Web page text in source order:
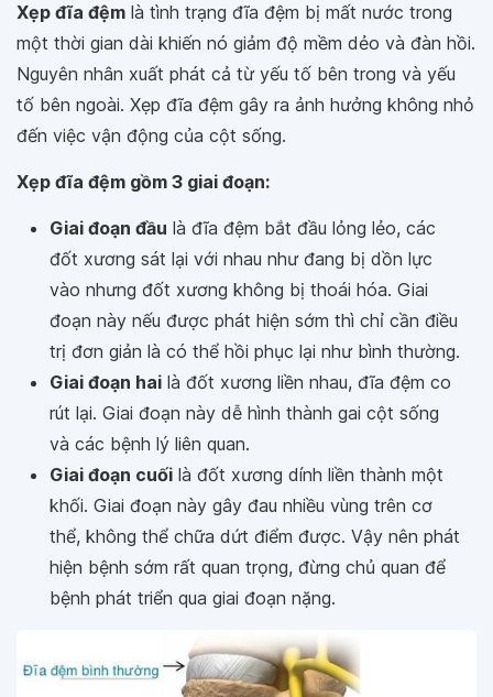
Xẹp đĩa đệm là tình trạng đĩa đệm bị mất nước trong
một thời gian dài khiến nó giảm độ mềm dẻo và đàn hồi.
Nguyên nhân xuất phát cả từ yếu tố bên trong và yếu
tố bên ngoài. Xẹp đĩa đệm gây ra ảnh hưởng không nhỏ
đến việc vận động của cột sống.
Xẹp đĩa đệm gồm 3 giai đoạn:
Giai đoạn đầu là đĩa đệm bắt đầu lỏng lẻo, các
đốt xương sát lại với nhau như đang bị dồn lực
vào nhưng đốt xương không bị thoái hóa. Giai
đoạn này nếu được phát hiện sớm thì chỉ cần điều
trị đơn giản là có thể hồi phục lại như bình thường.
Giai đoạn hai là đốt xương liền nhau, đĩa đệm co
rút lại. Giai đoạn này dễ hình thành gai cột sống
và các bệnh lý liên quan.
Giai đoạn cuối là đốt xương dính liền thành một
khối. Giai đoạn này gây đau nhiều vùng trên cơ
thể, không thể chữa dứt điểm được. Vậy nên phát
hiện bệnh sớm rất quan trọng, đừng chủ quan để
bệnh phát triển qua giai đoạn nặng.